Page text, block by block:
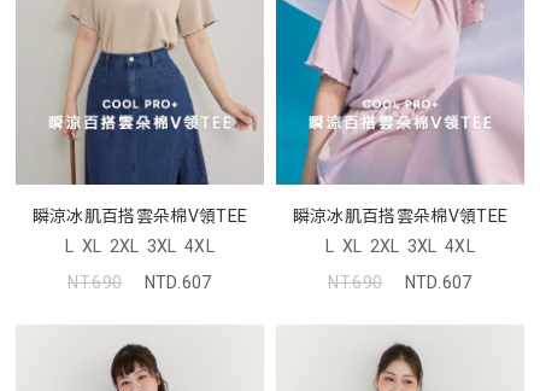
瞬涼冰肌百搭雲朵棉V領TEE
L XL 2XL 3XL 4XL
NT.690
NTD.607
瞬涼冰肌百搭雲朵棉V領TEE
L XL 2XL 3XL 4XL
NT.690
NTD.607